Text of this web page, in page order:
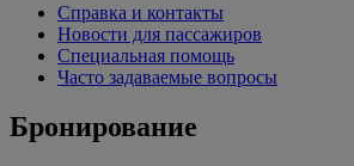
Справка и контакты
Новости для пассажиров
Специальная помощь
Часто задаваемые вопросы
Бронирование